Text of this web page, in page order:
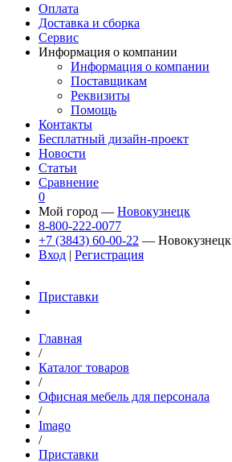
Оплата
Доставка и сборка
Сервис
Информация о компании
Информация о компании
Поставщикам
Реквизиты
Помощь
Контакты
Бесплатный дизайн-проект
Новости
Статьи
Сравнение
0
Мой город — Новокузнецк
8-800-222-0077
+7 (3843) 60-00-22 — Новокузнецк
Вход | Регистрация
Приставки
Главная
/
Каталог товаров
/
Офисная мебель для персонала
/
Imago
/
Приставки